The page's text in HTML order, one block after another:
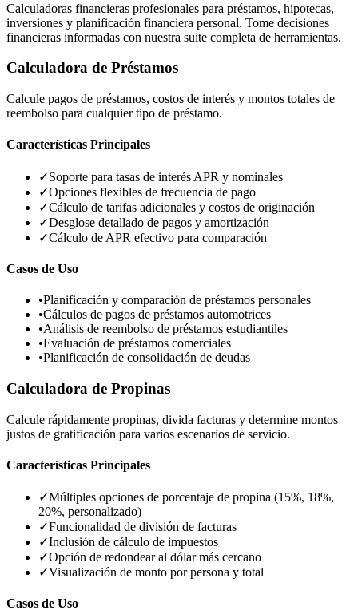
Calculadoras financieras profesionales para préstamos, hipotecas,
inversiones y planificación financiera personal. Tome decisiones
financieras informadas con nuestra suite completa de herramientas.
Calculadora de Préstamos
Calcule pagos de préstamos, costos de interés y montos totales de
reembolso para cualquier tipo de préstamo.
Características Principales
✓Soporte para tasas de interés APR y nominales
✓Opciones flexibles de frecuencia de pago
✓Cálculo de tarifas adicionales y costos de originación
✓Desglose detallado de pagos y amortización
✓Cálculo de APR efectivo para comparación
Casos de Uso
•Planificación y comparación de préstamos personales
•Cálculos de pagos de préstamos automotrices
•Análisis de reembolso de préstamos estudiantiles
•Evaluación de préstamos comerciales
•Planificación de consolidación de deudas
Calculadora de Propinas
Calcule rápidamente propinas, divida facturas y determine montos
justos de gratificación para varios escenarios de servicio.
Características Principales
✓Múltiples opciones de porcentaje de propina (15%, 18%,
20%, personalizado)
✓Funcionalidad de división de facturas
✓Inclusión de cálculo de impuestos
✓Opción de redondear al dólar más cercano
✓Visualización de monto por persona y total
Casos de Uso